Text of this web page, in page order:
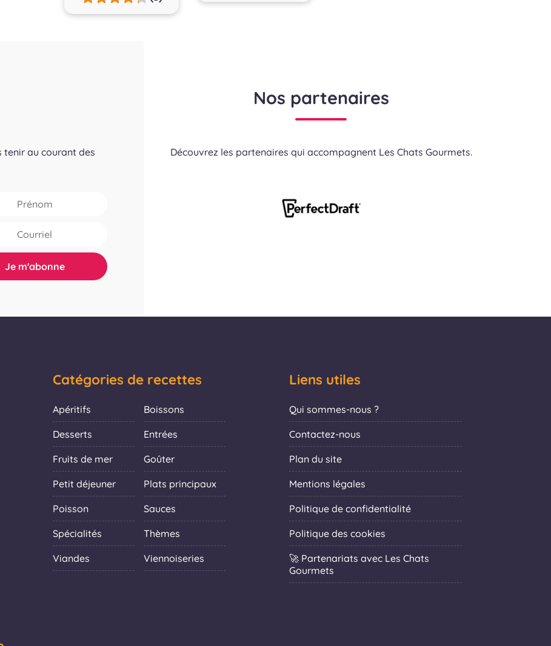
au courant des
Nos partenaires
Découvrez les partenaires qui accompagnent Les Chats Gourmets.
Catégories de recettes
Apéritifs Boissons
Desserts Entrées
Fruits de mer Goûter
Petit déjeuner Plats principaux
Poisson Sauces
Spécialités Thèmes
Viandes Viennoiseries
Liens utiles
Qui sommes-nous ?
Contactez-nous
Plan du site
Mentions légales
Politique de confidentialité
Politique des cookies
🚀 Partenariats avec Les Chats
Gourmets